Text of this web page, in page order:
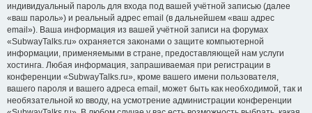
индивидуальный пароль для входа под вашей учётной записью (далее
«ваш пароль») и реальный адрес email (в дальнейшем «ваш адрес
email»). Ваша информация из вашей учётной записи на форумах
«SubwayTalks.ru» охраняется законами о защите компьютерной
информации, применяемыми в стране, предоставляющей нам услуги
хостинга. Любая информация, запрашиваемая при регистрации в
конференции «SubwayTalks.ru», кроме вашего имени пользователя,
вашего пароля и вашего адреса email, может быть как необходимой, так и
необязательной ко вводу, на усмотрение администрации конференции